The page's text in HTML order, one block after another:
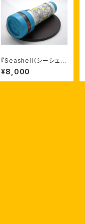
『Seashell（シーシェ
ル））』 アーティスト：マ
イケル・コリア
¥8,000